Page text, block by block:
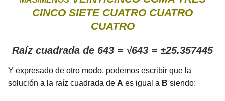
CINCO SIETE CUATRO CUATRO
CUATRO
Raíz cuadrada de 643 = √643 = ±25.357445
Y expresado de otro modo, podemos escribir que la
solución a la raíz cuadrada de A es igual a B siendo: